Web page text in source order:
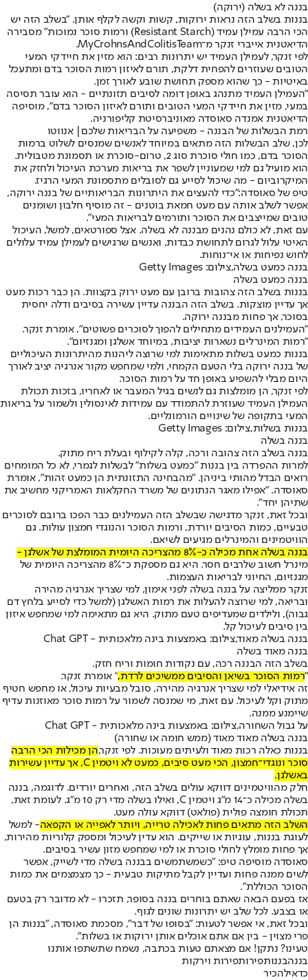
בננה לא בשלה (ירוקה)
בננות בשלב הזה נראות ירוקות, קשות וקשה לקלף אותן. "בשלב הזה יש
הכי הרבה עמילן עמיד (Resistant Starch) ורמות סוכר נמוכות" מסבירה
הדיאטנית אייברי זנקר מ־MyCrohnsAndColitisTeam.
לפי זנקר, לעמילן העמיד יש יתרונות רבים: הוא מזין את חיידקי המעי
הטובים שעוזרים להפחית דלקת, תורם לאיזון רמות הסוכר בדם ומתעכל
באיטיות - כך שהוא מספק תחושת שובע לאורך זמן.
"העמילן העמיד מתנהג באופן דומה לסיבים תזונתיים - הוא עובר תסיסה
במעי, מזין את חיידקי המעי הטובים ותורם לאיזון הסוכר בדם", מוסיפה
הדיאטנית אמנדה סאוסדה מאוניברסיטת קליפורניה.
רמת הבשלות של הבננה - משפיעה על הבריאות שלכם| אנווטו
לכן, שלב הבשלות הזה מתאים במיוחד לאנשים שמנסים לשלוט ברמות
הסוכר בדם, כמו חולי סוכרת סוג 2, טרום-סוכרת או תסמונת מטבולית.
הוא מועיל גם למי שמעוניין לשפר את בריאות מערכת העיכול ולחזק את
המיקרוביום - מה שיכול לסייע גם לסובלים מתסמונת המעי הרגיז.
טיפ של סאוסדה:"כדי להעצים את היתרונות הבריאותיים של בננה ירוקה,
אפשר לשלב אותה עם מעט חמאת בוטנים - זה מוסיף חלבון ושומנים
טובים שמייצבים את הסוכר ותורמים לבריאות המעי".
עם זאת, לא כולם נהנים מבננה לא בשלה. אצל ספורטאים, למשל, העיכול
האיטי עלול לגרום לתחושת כבדות, ואנשים שרגישים לעמילן עמיד עלולים
לחוש נפיחות או אי־נוחות.
בננה כמעט בשלה,צילום: Getty Images
בננה כמעט בשלה
בננות בשלב הזה צהובות ברובן עם מעט ירוק בקצוות. הן כבר רכות מעט
אך עדיין מוצקות. בשלב הזה הבננה עדיין עשירה בסיבים ודלה יחסית
בסוכר, אך פחות מבננה ירוקה.
"העמילנים העמידים מתחילים להפוך לסוכרים פשוטים", אומרת זנקר.
"רמות המינרלים נשארות יציבות, במיוחד אשלגן ומגנזיום".
בננות כמעט בשלות מתאימות למי שרוצה ליהנות מהיתרונות העיכוליים
של בננה ירוקה בלי הטעם הקמחי, ולמי שמחפש מקור אנרגיה יציב לאורך
היום מבלי להשפיע באופן חד על רמות הסוכר.
לפי זנקר, הן מומלצות גם לנשים בגיל המעבר או לאחריו, בזכות תכולת
העמילן העמיד שעוזרת להתמודד עם עמידות לאינסולין ולשמור על בריאות
המעי בתקופה של שינויים הורמונליים.
בננות בשלות,צילום: Getty Images
בננה בשלה
בננה בשלב הזה צהובה ורכה, קלה לקילוף ובעלת ריח מתוק.
למרות ההפרדה בין בננות "כמעט בשלות" לבשלות לגמרי, לא כל המומחים
רואים הבדל מהותי ביניהן. "מהבחינה התזונתית הן כמעט זהות", אומרת
סאוסדה. "אפילו מאגר הנתונים של משרד החקלאות האמריקני מחשיב את
שתיהן יחד".
ובכל זאת, זנקר מדגישה שבשלב הזה העמילנים כבר הפכו ברובם לסוכרים
טבעיים, כמות הסיבים יורדת, ורמות הסוכר והנוגדי חמצון עולות. גם
הוויטמינים והמינרלים מגיעים לשיאם.
בננה בשלה אחת מכילה כ-8% מהצריכה היומית המומלצת של אשלגן -
מינרל חשוב שלרבים חסר. היא גם מספקת כ־8% מהצריכה היומית של
מגנזיום, החיוני לבריאות העצמות.
זנקר ממליצה על בננה בשלה לפני אימון, למי שצריך אנרגיה מהירה
ובריאה, למי שרוצה להעלות את רמות האשלגן (למשל כדי לסייע בלחץ דם
גבוה), ולילדים שמעדיפים טעם מתוק. היא גם מתאימה למי שמחפש איזון
בין סיבים לעיכול קל.
בננה בשלה מאוד,צילום: באמצעות בינה מלאכותית - Chat GPT
בננה מאוד בשלה
בשלב הזה הבננה רכה, עם נקודות חומות וריח חזק.
"רמות הסוכר בשיאן והסיבים ממשיכים לרדת," אומרת זנקר.
זה אידיאלי למי שצריך אנרגיה מהירה, סובל מבעיות עיכול, או מחפש חטיף
מתוק וקל לעיכול. עם זאת, מי שמנסה לשמור על רמות סוכר מאוזנות עדיף
שיימנע ממנה.
על גבול השחורה,צילום: באמצעות בינה מלאכותית - Chat GPT
בננה בשלה מאוד מאוד (ממש חומה או שחורה)
בננות כאלה רכות מאוד ולעיתים מעוכות. לפי זנקר,הן מכילות הכי הרבה
סוכר ונוגדי־חמצון, הכי מעט סיבים, כמעט לא ויטמין C, אך עדיין עשירות
באשלגן.
חלק מהוויטמינים דווקא עולים בשלב הזה, ואחרים יורדים. לדוגמה, בננה
בשלה מכילה כ־14 מ"ג ויטמין C, ואילו בשלה מדי רק 10 מ"ג. לעומת זאת,
תכולת חומצה פולית (פולאט) דווקא עולה מעט.
השלב הזה מתאים פחות לאכילה טרייה, ויותר לאפייה או הקפאה- למשל
לעוגת בננות, עוגיות או שייקים. הוא עדין לעיכול ומספק קלוריות מהירות,
אך פחות מומלץ לחולי סוכרת או למי שמחפש מזון עשיר בסיבים.
סאוסדה מוסיפה טיפ: "כשמשתמשים בבננה בשלה מדי לשייק, אפשר
לשים ממנה פחות ועדיין לקבל מתיקות טבעית - כך מצמצמים את כמות
הסוכר הכוללת".
אז בפעם הבאה שאתם בוחרים בננה בסופר, תזכרו - לא מדובר רק בטעם
או בצבע. לכל שלב יש יתרונות שונים לגוף.
ובכל זאת, אי אפשר לטעות: "בסופו של דבר", מסכמת סאוסדה, "בננות הן
פרי מצוין - בין אם אתם אוכלים אותן ירוקות או בשלות".
טעינו? נתקן! אם מצאתם טעות בכתבה, נשמח שתשתפו אותנו
בננהבננותפירותפירות וירקות
כדאילהכיר